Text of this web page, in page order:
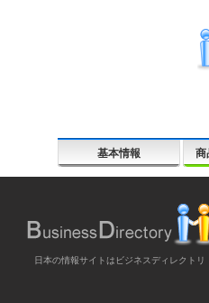
基本情報 商
日本の情報サイトはビジネスディレクトリ